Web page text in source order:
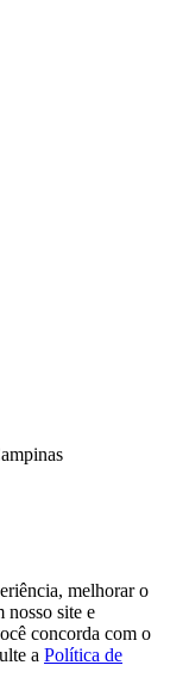
melhorar o
nosso site e
concorda com o
a Política de